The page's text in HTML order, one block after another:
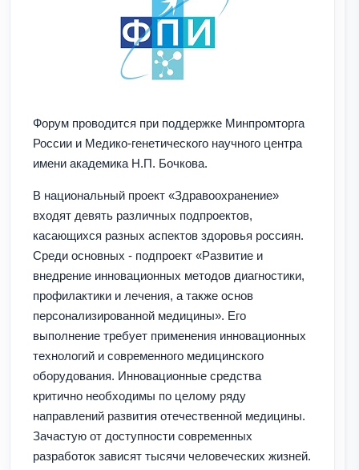
Форум проводится при поддержке Минпромторга
России и Медико-генетического научного центра
имени академика Н.П. Бочкова.
В национальный проект «Здравоохранение»
входят девять различных подпроектов,
касающихся разных аспектов здоровья россиян.
Среди основных - подпроект «Развитие и
внедрение инновационных методов диагностики,
профилактики и лечения, а также основ
персонализированной медицины». Его
выполнение требует применения инновационных
технологий и современного медицинского
оборудования. Инновационные средства
критично необходимы по целому ряду
направлений развития отечественной медицины.
Зачастую от доступности современных
разработок зависят тысячи человеческих жизней.